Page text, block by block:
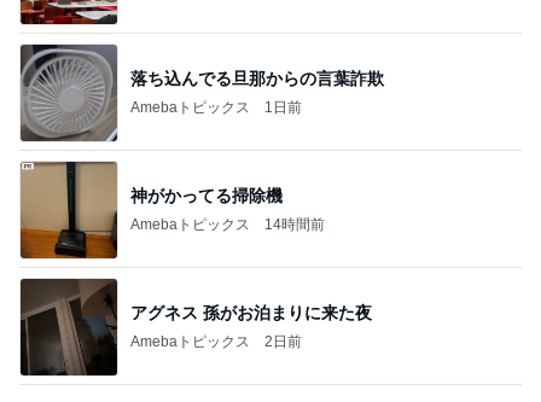
落ち込んでる旦那からの言葉詐欺
Amebaトピックス 1日前
神がかってる掃除機
Amebaトピックス 14時間前
アグネス 孫がお泊まりに来た夜
Amebaトピックス 2日前